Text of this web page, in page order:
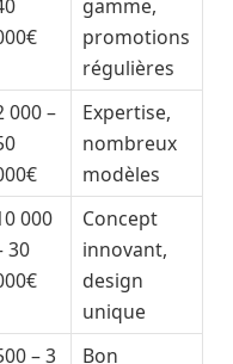
gamme,
promotions
régulières
000 –
Expertise,
nombreux
modèles
000
30
Concept
innovant,
design
unique
– 3
Bon